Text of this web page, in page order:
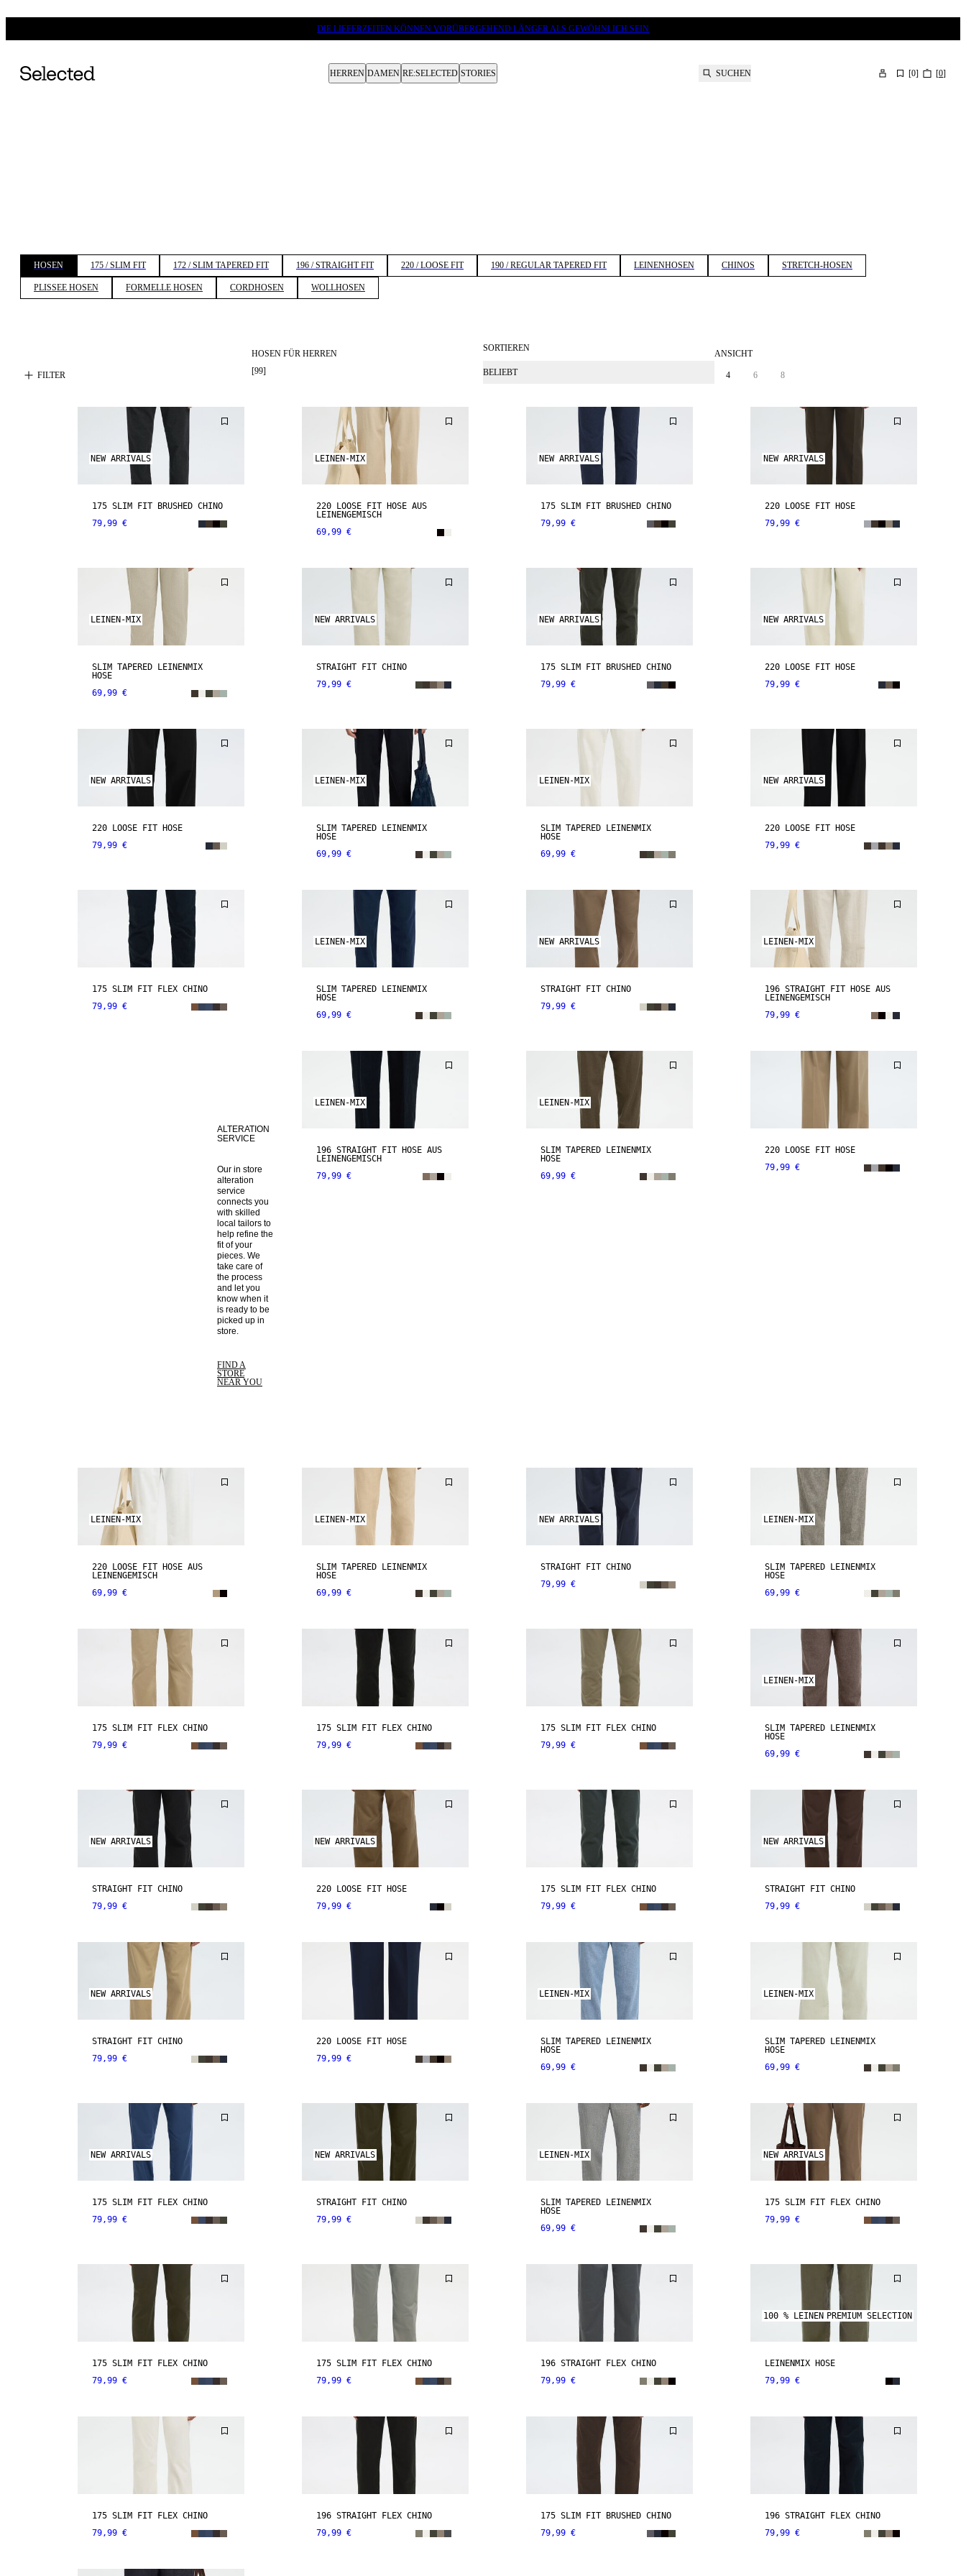
DIE LIEFERZEITEN KÖNNEN VORÜBERGEHEND LÄNGER ALS GEWÖHNLICH SEIN
HERREN DAMEN RE:SELECTED STORIES SUCHEN [0] [0]
HOSEN 175 / SLIM FIT 172 / SLIM TAPERED FIT 196 / STRAIGHT FIT 220 / LOOSE FIT 190 / REGULAR TAPERED FIT LEINENHOSEN CHINOS STRETCH-HOSEN
PLISSEE HOSEN FORMELLE HOSEN CORDHOSEN WOLLHOSEN
FILTER
HOSEN FÜR HERREN
[99]
SORTIEREN
BELIEBT
ANSICHT
4 6 8
NEW ARRIVALS
175 SLIM FIT BRUSHED CHINO
79,99 €
LEINEN-MIX
220 LOOSE FIT HOSE AUS
LEINENGEMISCH
69,99 €
NEW ARRIVALS
175 SLIM FIT BRUSHED CHINO
79,99 €
NEW ARRIVALS
220 LOOSE FIT HOSE
79,99 €
LEINEN-MIX
SLIM TAPERED LEINENMIX
HOSE
69,99 €
NEW ARRIVALS
STRAIGHT FIT CHINO
79,99 €
NEW ARRIVALS
175 SLIM FIT BRUSHED CHINO
79,99 €
NEW ARRIVALS
220 LOOSE FIT HOSE
79,99 €
NEW ARRIVALS
220 LOOSE FIT HOSE
79,99 €
LEINEN-MIX
SLIM TAPERED LEINENMIX
HOSE
69,99 €
LEINEN-MIX
SLIM TAPERED LEINENMIX
HOSE
69,99 €
NEW ARRIVALS
220 LOOSE FIT HOSE
79,99 €
175 SLIM FIT FLEX CHINO
79,99 €
LEINEN-MIX
SLIM TAPERED LEINENMIX
HOSE
69,99 €
NEW ARRIVALS
STRAIGHT FIT CHINO
79,99 €
LEINEN-MIX
196 STRAIGHT FIT HOSE AUS
LEINENGEMISCH
79,99 €
ALTERATION
SERVICE
Our in store
alteration
service
connects you
with skilled
local tailors to
help refine the
fit of your
pieces. We
take care of
the process
and let you
know when it
is ready to be
picked up in
store.
FIND A
STORE
NEAR YOU
LEINEN-MIX
196 STRAIGHT FIT HOSE AUS
LEINENGEMISCH
79,99 €
LEINEN-MIX
SLIM TAPERED LEINENMIX
HOSE
69,99 €
220 LOOSE FIT HOSE
79,99 €
LEINEN-MIX
220 LOOSE FIT HOSE AUS
LEINENGEMISCH
69,99 €
LEINEN-MIX
SLIM TAPERED LEINENMIX
HOSE
69,99 €
NEW ARRIVALS
STRAIGHT FIT CHINO
79,99 €
LEINEN-MIX
SLIM TAPERED LEINENMIX
HOSE
69,99 €
175 SLIM FIT FLEX CHINO
79,99 €
175 SLIM FIT FLEX CHINO
79,99 €
175 SLIM FIT FLEX CHINO
79,99 €
LEINEN-MIX
SLIM TAPERED LEINENMIX
HOSE
69,99 €
NEW ARRIVALS
STRAIGHT FIT CHINO
79,99 €
NEW ARRIVALS
220 LOOSE FIT HOSE
79,99 €
175 SLIM FIT FLEX CHINO
79,99 €
NEW ARRIVALS
STRAIGHT FIT CHINO
79,99 €
NEW ARRIVALS
STRAIGHT FIT CHINO
79,99 €
220 LOOSE FIT HOSE
79,99 €
LEINEN-MIX
SLIM TAPERED LEINENMIX
HOSE
69,99 €
LEINEN-MIX
SLIM TAPERED LEINENMIX
HOSE
69,99 €
NEW ARRIVALS
175 SLIM FIT FLEX CHINO
79,99 €
NEW ARRIVALS
STRAIGHT FIT CHINO
79,99 €
LEINEN-MIX
SLIM TAPERED LEINENMIX
HOSE
69,99 €
NEW ARRIVALS
175 SLIM FIT FLEX CHINO
79,99 €
175 SLIM FIT FLEX CHINO
79,99 €
175 SLIM FIT FLEX CHINO
79,99 €
196 STRAIGHT FLEX CHINO
79,99 €
100 % LEINEN PREMIUM SELECTION
LEINENMIX HOSE
79,99 €
175 SLIM FIT FLEX CHINO
79,99 €
196 STRAIGHT FLEX CHINO
79,99 €
175 SLIM FIT BRUSHED CHINO
79,99 €
196 STRAIGHT FLEX CHINO
79,99 €